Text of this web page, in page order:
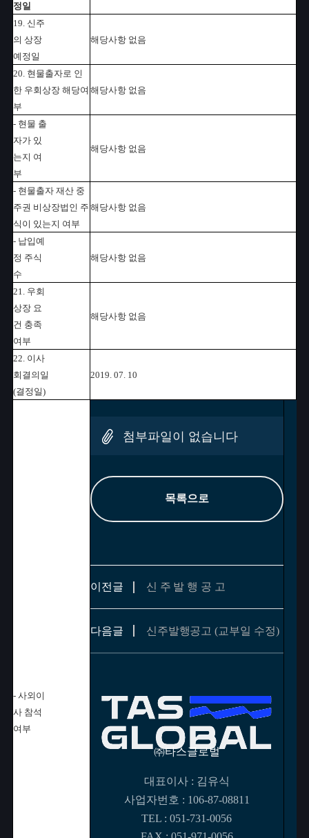
정일
19. 신주
의 상장
예정일
해당사항 없음
20. 현물출자로 인
한 우회상장 해당여
부
해당사항 없음
- 현물 출
자가 있
는지 여
부
해당사항 없음
- 현물출자 재산 중
주권 비상장법인 주
식이 있는지 여부
해당사항 없음
- 납입예
정 주식
수
해당사항 없음
21. 우회
상장 요
건 충족
여부
해당사항 없음
22. 이사
회결의일
(결정일)
2019. 07. 10
- 사외이
사 참석
여부
첨부파일이 없습니다
목록으로
이전글 신 주 발 행 공 고
다음글 신주발행공고 (교부일 수정)
㈜타스글로벌
대표이사 : 김유식
사업자번호 : 106-87-08811
TEL :051-731-0056